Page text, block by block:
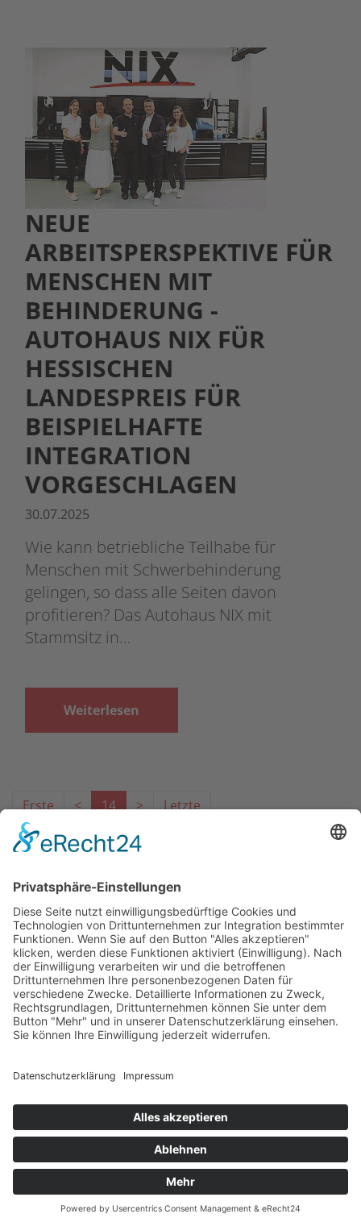
NEUE
ARBEITSPERSPEKTIVE FÜR
MENSCHEN MIT
BEHINDERUNG -
AUTOHAUS NIX FÜR
HESSISCHEN
LANDESPREIS FÜR
BEISPIELHAFTE
INTEGRATION
VORGESCHLAGEN
30.07.2025
Wie kann betriebliche Teilhabe für
Menschen mit Schwerbehinderung
gelingen, so dass alle Seiten davon
profitieren? Das Autohaus NIX mit
Stammsitz in…
Weiterlesen
Erste < 14 > Letzte
Das Projekt zur Implementierung der Einheitlichen
Ansprechstellen für Arbeitgeber gemäß § 185a SGB IX in
Hessen wird gefördert aus Mitteln des LWV Hessen
Integrationsamtes. Das Projekt wird unter Einbindung
des Hessischen Ministeriums für Arbeit, Integration,
Jugend und Soziales von der Forschungsstelle des
Bildungswerks der Hessischen Wirtschaft e. V.
durchgeführt.
DATENSCHUTZ